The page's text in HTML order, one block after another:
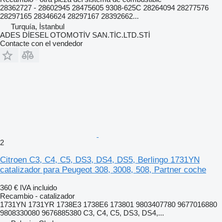
28362727 - 28602945 28475605 9308-625C 28264094 28277576
28297165 28346624 28297167 28392662...
Turquía, İstanbul
ADES DİESEL OTOMOTİV SAN.TİC.LTD.STİ
Contacte con el vendedor
2
Citroen C3, C4, C5, DS3, DS4, DS5, Berlingo 1731YN
catalizador para Peugeot 308, 3008, 508, Partner coche
360 € IVA incluido
Recambio - catalizador
1731YN 1731YR 1738E3 1738E6 173801 9803407780 9677016880
9808330080 9676885380 C3, C4, C5, DS3, DS4,...